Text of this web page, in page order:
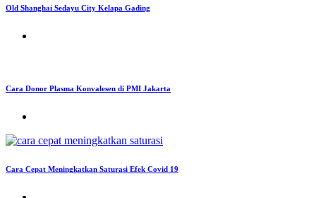
Old Shanghai Sedayu City Kelapa Gading
Cara Donor Plasma Konvalesen di PMI Jakarta
Cara Cepat Meningkatkan Saturasi Efek Covid 19